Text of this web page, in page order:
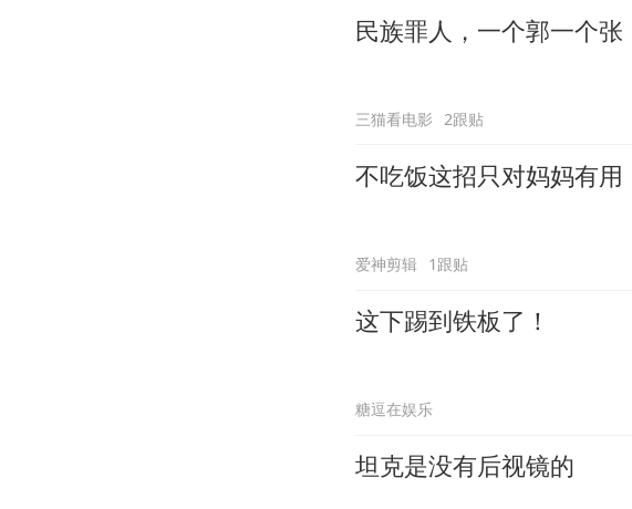
民族罪人，一个郭一个张
三猫看电影 2跟贴
不吃饭这招只对妈妈有用
爱神剪辑 1跟贴
这下踢到铁板了！
糖逗在娱乐
坦克是没有后视镜的